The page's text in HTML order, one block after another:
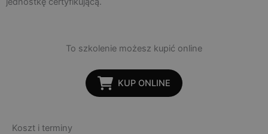
To szkolenie możesz kupić online
KUP ONLINE
Koszt i terminy